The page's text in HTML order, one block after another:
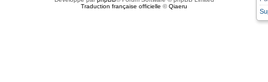
Traduction française officielle ©Qiaeru